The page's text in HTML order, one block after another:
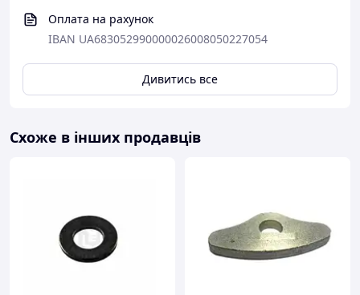
Оплата на рахунок
IBAN UA683052990000026008050227054
Дивитись все
Схоже в інших продавців